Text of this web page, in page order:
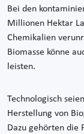
Bei den
Millionen Hektar
Chemikalien
Biomasse könne
leisten.
Technologisch
Herstellung von
Dazu gehörten die